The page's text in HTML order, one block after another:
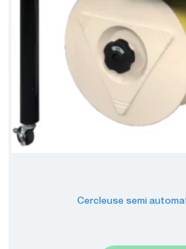
Cercleuse semi